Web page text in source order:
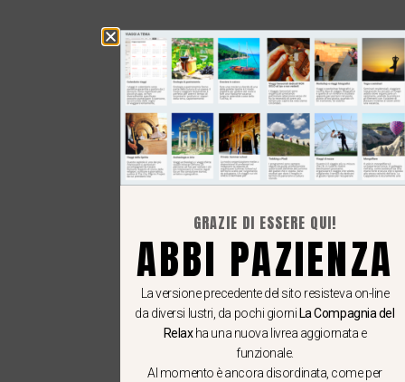
GRAZIE DI ESSERE QUI!
ABBI PAZIENZA
La versione precedente del sito resisteva on-line
da diversi lustri, da pochi giorni La Compagnia del
Relaxha una nuova livrea aggiornata e
funzionale.
Al momento è ancora disordinata, come per